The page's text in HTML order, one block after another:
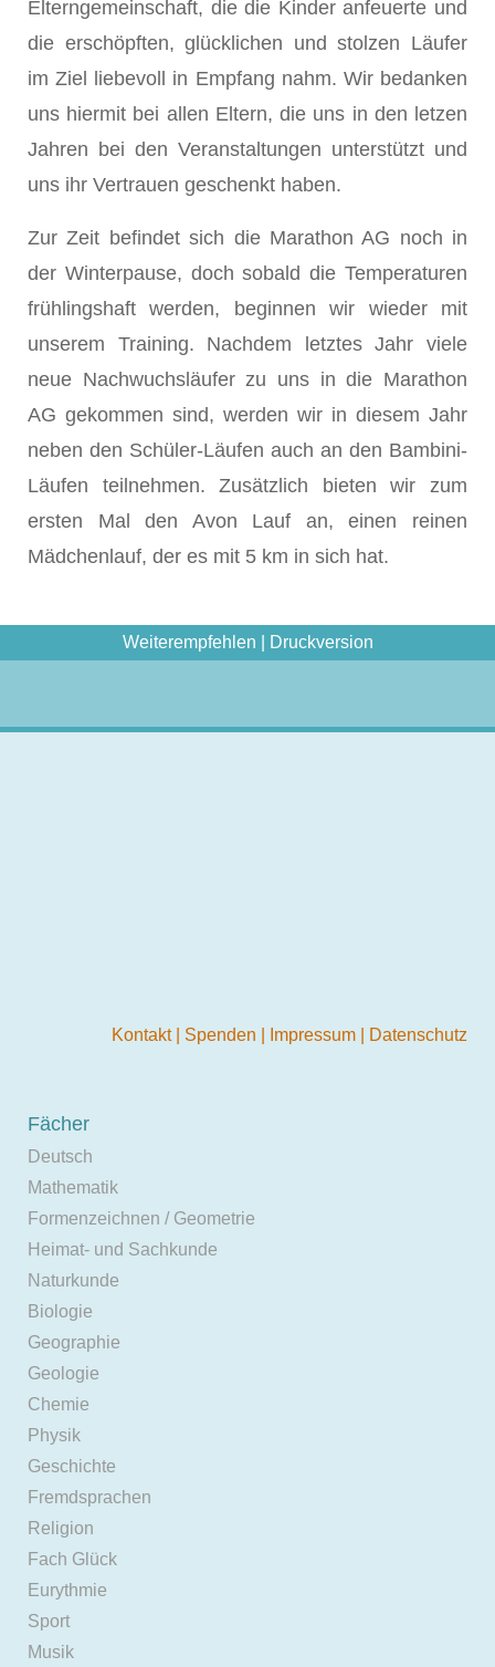
Elterngemeinschaft, die die Kinder anfeuerte und
die erschöpften, glücklichen und stolzen Läufer
im Ziel liebevoll in Empfang nahm. Wir bedanken
uns hiermit bei allen Eltern, die uns in den letzen
Jahren bei den Veranstaltungen unterstützt und
uns ihr Vertrauen geschenkt haben.
Zur Zeit befindet sich die Marathon AG noch in
der Winterpause, doch sobald die Temperaturen
frühlingshaft werden, beginnen wir wieder mit
unserem Training. Nachdem letztes Jahr viele
neue Nachwuchsläufer zu uns in die Marathon
AG gekommen sind, werden wir in diesem Jahr
neben den Schüler-Läufen auch an den Bambini-
Läufen teilnehmen. Zusätzlich bieten wir zum
ersten Mal den Avon Lauf an, einen reinen
Mädchenlauf, der es mit 5 km in sich hat.
Weiterempfehlen Druckversion
Kontakt Spenden Impressum Datenschutz
Fächer
Deutsch
Mathematik
Formenzeichnen / Geometrie
Heimat- und Sachkunde
Naturkunde
Biologie
Geographie
Geologie
Chemie
Physik
Geschichte
Fremdsprachen
Religion
Fach Glück
Eurythmie
Sport
Musik